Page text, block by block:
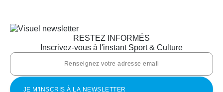
RESTEZ INFORMÉS
Inscrivez-vous à l'instant Sport & Culture